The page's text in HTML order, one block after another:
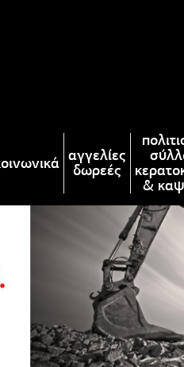
αγγελίες
δωρεές
&